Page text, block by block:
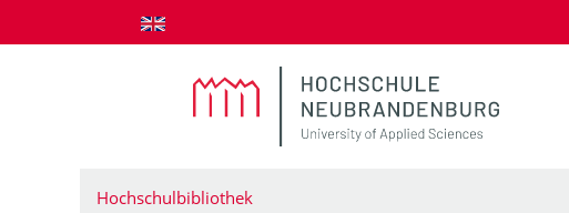
zum Inhalt springen
Hochschulbibliothek